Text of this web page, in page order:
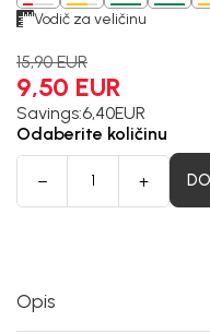
Vodič za veličinu
15,90 EUR
9,50 EUR
Savings:6,40EUR
Odaberite količinu
Opis